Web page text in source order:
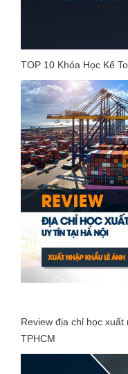
TOP 10 Khóa Học Kế
Review địa chỉ học
TPHCM